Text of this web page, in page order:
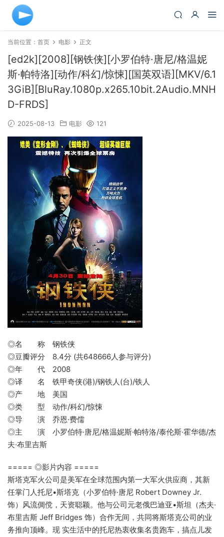
当前位置： 首页 电影 正文
[ed2k][2008][钢铁侠][小罗伯特·唐尼/格温妮
斯·帕特洛][动作/科幻/惊悚][国英双语][MKV/6.1
3GiB][BluRay.1080p.x265.10bit.2Audio.MNH
D-FRDS]
2025-08-13 电影 121
◎名 称 钢铁侠
◎豆瓣评分 8.4分 (共648666人参与评分)
◎年 代 2008
◎译 名 铁甲奇侠(港)/钢铁人(台)/铁人
◎产 地 美国
◎类 型 动作/科幻/惊悚
◎导 演 乔恩·费儒
◎主 演 小罗伯特·唐尼/格温妮斯·帕特洛/泰伦斯·霍华德/杰
夫·布里吉斯
===== ◎影片内容 =====
斯塔克军火公司是美军在全球范围内第一大军火供应商，其新
任掌门人托尼•斯塔克（小罗伯特·唐尼 Robert Downey Jr.
饰）风流倜傥，天资聪颖。他与公司元老俄巴迪亚•斯坦（杰夫·
布里吉斯 Jeff Bridges 饰）合作无间，共同将斯塔克公司的业
务推向顶峰。现 实生活中的托尼热衷收集名贵跑车，搞点儿发